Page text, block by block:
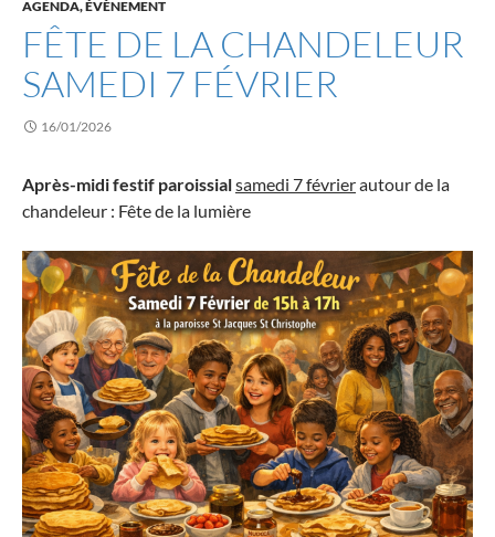
AGENDA, ÉVÈNEMENT
FÊTE DE LA CHANDELEUR
SAMEDI 7 FÉVRIER
16/01/2026
Après-midi festif paroissialsamedi 7 févrierautour de la
chandeleur : Fête de la lumière